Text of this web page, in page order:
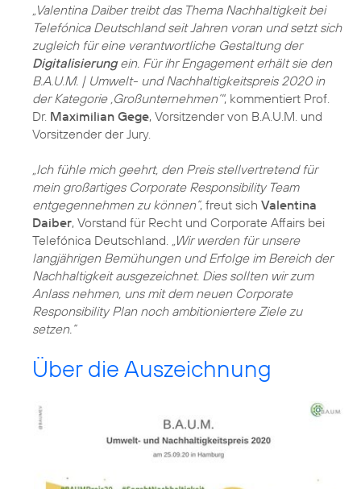
„Valentina Daiber treibt das Thema Nachhaltigkeit bei
Telefónica Deutschland seit Jahren voran und setzt sich
zugleich für eine verantwortliche Gestaltung der
Digitalisierungein. Für ihr Engagement erhält sie den
B.A.U.M. | Umwelt- und Nachhaltigkeitspreis 2020 in
der Kategorie ,Großunternehmen‘", kommentiert Prof.
Dr. Maximilian Gege, Vorsitzender von B.A.U.M. und
Vorsitzender der Jury.
„Ich fühle mich geehrt, den Preis stellvertretend für
mein großartiges Corporate Responsibility Team
entgegennehmen zu können“, freut sich Valentina
Daiber, Vorstand für Recht und Corporate Affairs bei
Telefónica Deutschland.
„Wir werden für unsere
langjährigen Bemühungen und Erfolge im Bereich der
Nachhaltigkeit ausgezeichnet. Dies sollten wir zum
Anlass nehmen, uns mit dem neuen Corporate
Responsibility Plan noch ambitioniertere Ziele zu
setzen.“
Über die Auszeichnung